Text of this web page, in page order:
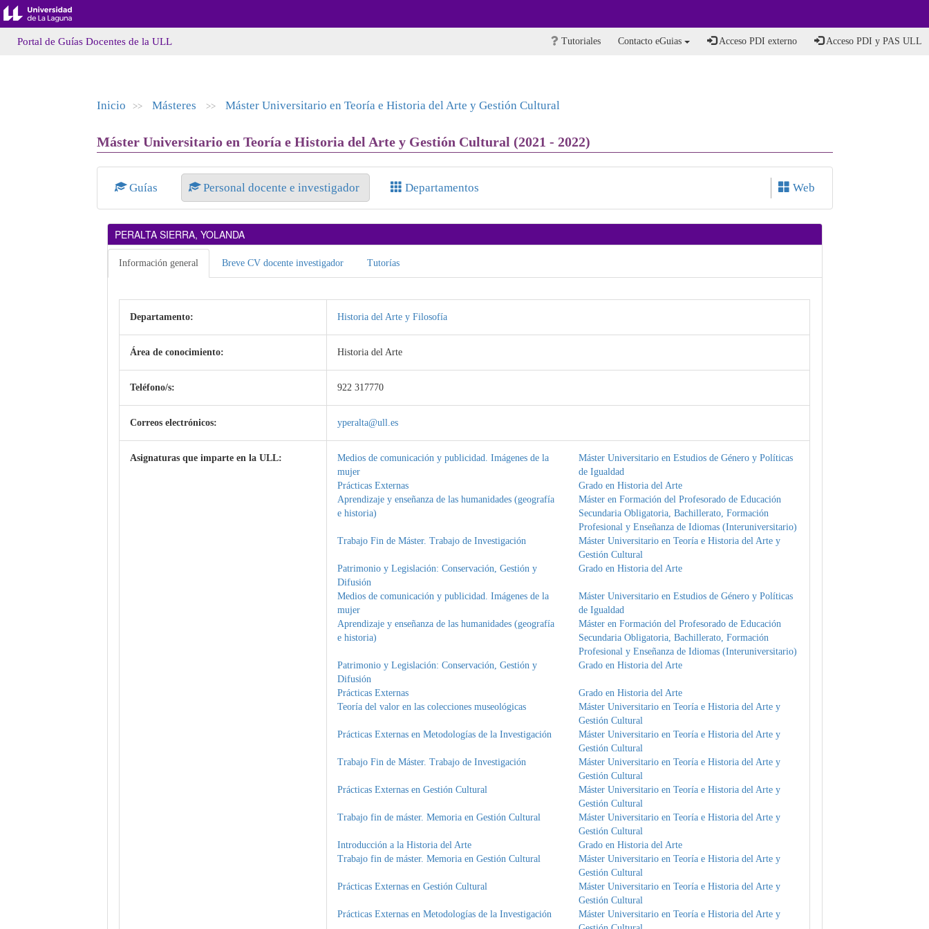
Portal de Guías Docentes de la ULL Tutoriales Contacto eGuias Acceso PDI externo Acceso PDI y PAS ULL
Inicio >> Másteres >> Máster Universitario en Teoría e Historia del Arte y Gestión Cultural
Máster Universitario en Teoría e Historia del Arte y Gestión Cultural (2021 - 2022)
Guías Personal docente e investigador Departamentos Web
PERALTA SIERRA, YOLANDA
Información general Breve CV docente investigador Tutorías
Departamento: Historia del Arte y Filosofía
Área de conocimiento: Historia del Arte
Teléfono/s: 922 317770
Correos electrónicos: yperalta@ull.es
Asignaturas que imparte en la ULL:
Medios de comunicación y publicidad. Imágenes de la
mujer
Máster Universitario en Estudios de Género y Políticas
de Igualdad
Prácticas Externas
Grado en Historia del Arte
Aprendizaje y enseñanza de las humanidades (geografía
e historia)
Máster en Formación del Profesorado de Educación
Secundaria Obligatoria, Bachillerato, Formación
Profesional y Enseñanza de Idiomas (Interuniversitario)
Trabajo Fin de Máster. Trabajo de Investigación
Máster Universitario en Teoría e Historia del Arte y
Gestión Cultural
Patrimonio y Legislación: Conservación, Gestión y
Difusión
Grado en Historia del Arte
Medios de comunicación y publicidad. Imágenes de la
mujer
Máster Universitario en Estudios de Género y Políticas
de Igualdad
Aprendizaje y enseñanza de las humanidades (geografía
e historia)
Máster en Formación del Profesorado de Educación
Secundaria Obligatoria, Bachillerato, Formación
Profesional y Enseñanza de Idiomas (Interuniversitario)
Patrimonio y Legislación: Conservación, Gestión y
Difusión
Grado en Historia del Arte
Prácticas Externas
Grado en Historia del Arte
Teoría del valor en las colecciones museológicas
Máster Universitario en Teoría e Historia del Arte y
Gestión Cultural
Prácticas Externas en Metodologías de la Investigación
Máster Universitario en Teoría e Historia del Arte y
Gestión Cultural
Trabajo Fin de Máster. Trabajo de Investigación
Máster Universitario en Teoría e Historia del Arte y
Gestión Cultural
Prácticas Externas en Gestión Cultural
Máster Universitario en Teoría e Historia del Arte y
Gestión Cultural
Trabajo fin de máster. Memoria en Gestión Cultural
Máster Universitario en Teoría e Historia del Arte y
Gestión Cultural
Introducción a la Historia del Arte
Grado en Historia del Arte
Trabajo fin de máster. Memoria en Gestión Cultural
Máster Universitario en Teoría e Historia del Arte y
Gestión Cultural
Prácticas Externas en Gestión Cultural
Máster Universitario en Teoría e Historia del Arte y
Gestión Cultural
Prácticas Externas en Metodologías de la Investigación
Máster Universitario en Teoría e Historia del Arte y